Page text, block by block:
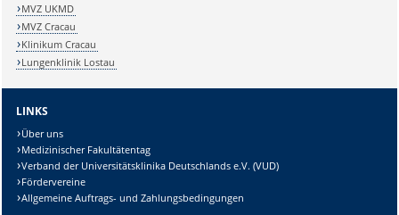
MVZ UKMD
MVZ Cracau
Klinikum Cracau
Lungenklinik Lostau
LINKS
Über uns
Medizinischer Fakultätentag
Verband der Universitätsklinika Deutschlands e.V. (VUD)
Fördervereine
Allgemeine Auftrags- und Zahlungsbedingungen